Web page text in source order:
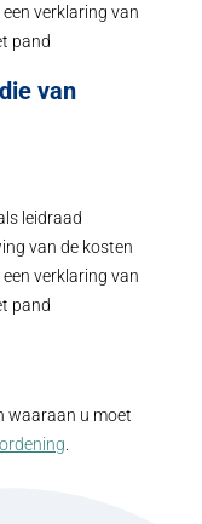
verklaring van
pand
van
leidraad
van de kosten
verklaring van
pand
waaraan u moet
.